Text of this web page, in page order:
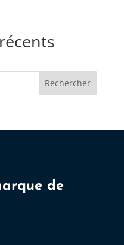
la
du
Rechercher
de